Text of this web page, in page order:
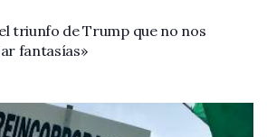
triunfo de Trump que no nos
fantasías»